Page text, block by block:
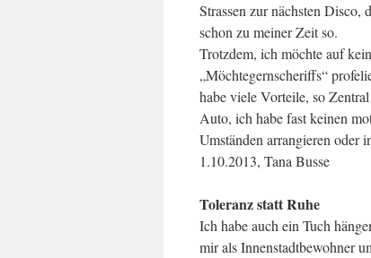
Strassen zur nächsten Disco,
schon zu meiner Zeit so.
Trotzdem, ich möchte auf
„Möchtegernscheriffs“
habe viele Vorteile, so
Auto, ich habe fast keinen
Umständen arrangieren oder
1.10.2013, Tana Busse
Toleranz statt Ruhe
Ich habe auch ein Tuch
mir als Innenstadtbewohner